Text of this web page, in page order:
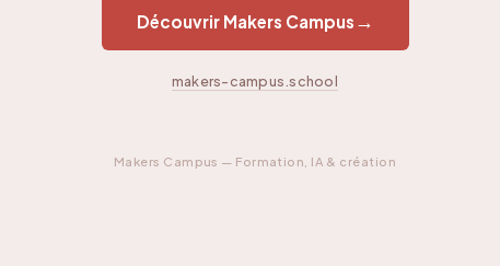
Découvrir Makers Campus →
makers-campus.school
Makers Campus — Formation, IA & création